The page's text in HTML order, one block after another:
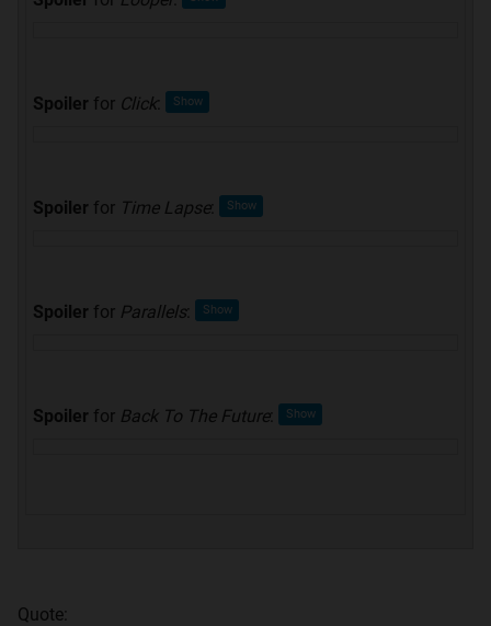
Spoiler for Click:
Spoiler for Time Lapse:
Spoiler for Parallels:
Spoiler for Back To The Future:
Quote: